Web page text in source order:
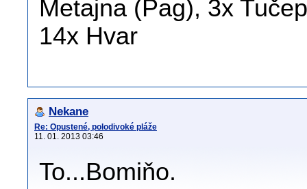
Metajna (Pag), 3x
14x Hvar
Nekane
Re: Opustené, polodivoké pláže
11. 01. 2013 03:46
To...Bomiňo.